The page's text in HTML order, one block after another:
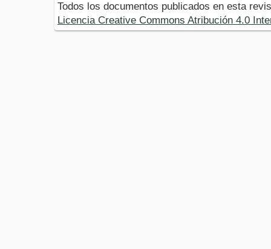
Todos los documentos publicados en esta
Licencia Creative Commons Atribución 4.0